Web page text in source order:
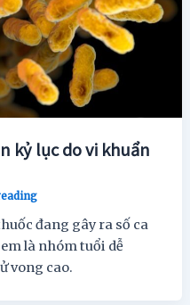
kỷ lục do vi khuẩn
đang gây ra số ca
là nhóm tuổi dễ
vong cao.